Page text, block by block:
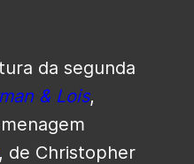
da segunda
& Lois,
de Christopher